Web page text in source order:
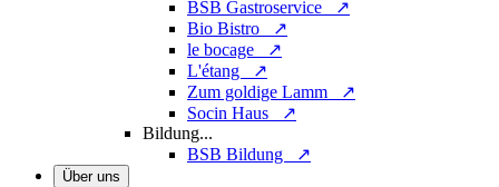
BSB Gastroservice ↗
Bio Bistro ↗
le bocage ↗
L'étang ↗
Zum goldige Lamm ↗
Socin Haus ↗
Bildung...
BSB Bildung ↗
Über uns